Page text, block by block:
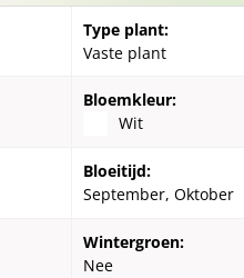
Type plant:
Vaste plant
Bloemkleur:
Wit
Bloeitijd:
September, Oktober
Wintergroen:
Nee